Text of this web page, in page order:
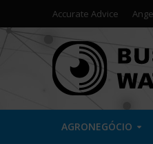
Accurate Advice
AGRONEGÓCIO